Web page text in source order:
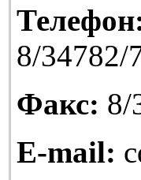
8/34782/
Факс: 8/
E-mail: